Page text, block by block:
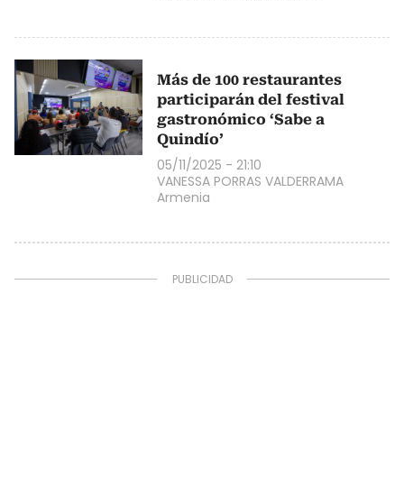
Más de 100 restaurantes
participarán del festival
gastronómico ‘Sabe a
Quindío’
05/11/2025 - 21:10
VANESSA PORRAS VALDERRAMA
Armenia